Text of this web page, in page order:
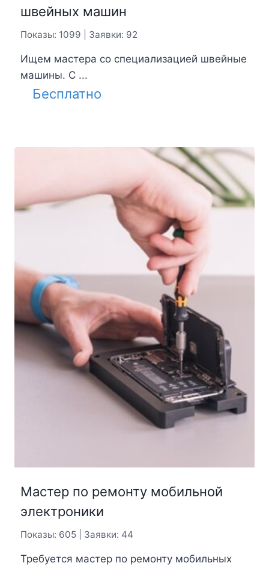
швейных машин
Показы: 1099 | Заявки: 92
Ищем мастера со специализацией швейные
машины. С ...
Бесплатно
Мастер по ремонту мобильной
электроники
Показы: 605 | Заявки: 44
Требуется мастер по ремонту мобильных